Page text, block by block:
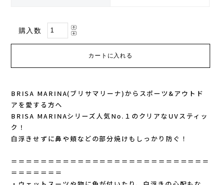
ジャパンエナジーフード
ミドリ安全
梅丹
セット
goodr(グダー)
handson grip (ハンズオングリップ)
Hydrapak(ハイドラパック)
injinji(インジンジ)
INSTINCT(インスティンクト)
購入数
BRISA MARINA(ブリサマリーナ)からスポーツ&アウトド
アを愛する方へ
BRISA MARINAシリーズ人気No.１のクリアなUVスティッ
ク！
白浮きせずに鼻や頬などの部分焼けもしっかり防ぐ！
＝＝＝＝＝＝＝＝＝＝＝＝＝＝＝＝＝＝＝＝＝＝＝＝＝＝＝
＝＝＝＝＝＝＝